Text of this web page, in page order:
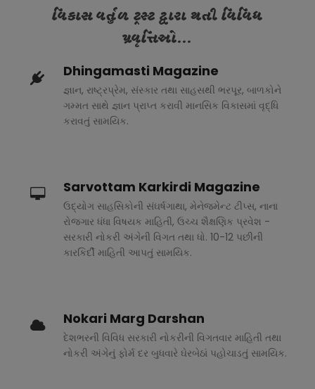
વિકાસ વર્તુળ ટ્રસ્ટ દ્વારા થતી વિવિધ
પ્રવૃત્તિઓ...
Dhingamasti Magazine
જ્ઞાન, રાષ્ટ્રપ્રેમ, સંસ્કાર તથા સાહસથી ભરપૂર, બાળકોને
ગમ્મત સાથે જ્ઞાન પ્રાપ્ત કરાવી માનસિક વિકાસમાં વૃદ્ધિ
કરાવતું સામયિક.
Sarvottam Karkirdi Magazine
ઉદ્યોગ સાહસિકોની સંઘર્ષગાથા, મેનેજમેન્ટ ટીપ્સ, નાના
રોજગાર ધંધા વિષયક માહિતી, ઉચ્ચ શૈક્ષણિક પ્રવેશ -
સરકારી નોકરી અંગેની વિગત તથા ધો. 10-12 પછીની
કારકિર્દી માહિતી આપતું સામયિક.
Nokari Marg Darshan
દેશભરની વિવિધ સરકારી નોકરીની વિગતવાર માહિતી તથા
નોકરી અંગેનું ફોર્મ દર બુધવારે ઘેરબેઠાં પહોચાડતું સામયિક.